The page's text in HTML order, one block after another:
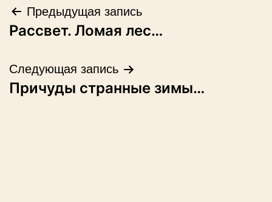
Навигация
по
записям
Предыдущая запись
Рассвет. Ломая лес…
Следующая запись
Причуды странные зимы…